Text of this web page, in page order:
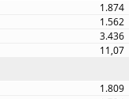
1.874
1.562
3.436
11,07
1.809